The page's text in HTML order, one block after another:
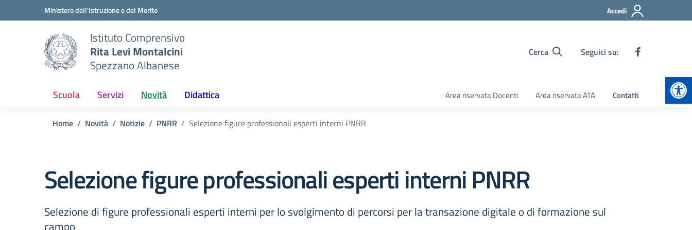
Vai ai contenuti
Vai al menu di navigazioneMinistero dell'Istruzione e del Merito Accedi
Istituto Comprensivo
Rita Levi Montalcini
Spezzano Albanese
Cerca Seguici su:
Scuola Servizi Novità Didattica Area riservata Docenti Area riservata ATA Contatti
Home Novità Notizie PNRR Selezione figure professionali esperti interni PNRR
Selezione figure professionali esperti interni PNRR
Selezione di figure professionali esperti interni per lo svolgimento di percorsi per la transazione digitale o di formazione sul
campo